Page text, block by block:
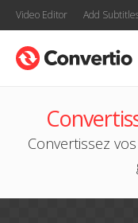
Video Editor Add
Convertissez